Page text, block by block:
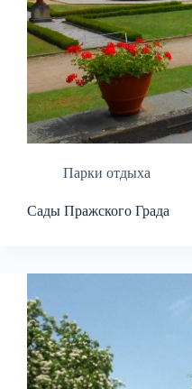
Парки отдыха
Сады Пражского Града